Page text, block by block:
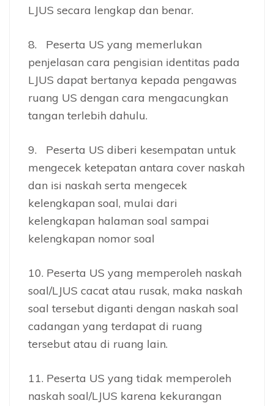
LJUS secara lengkap dan benar.
8. Peserta US yang memerlukan
penjelasan cara pengisian identitas pada
LJUS dapat bertanya kepada pengawas
ruang US dengan cara mengacungkan
tangan terlebih dahulu.
9. Peserta US diberi kesempatan untuk
mengecek ketepatan antara cover naskah
dan isi naskah serta mengecek
kelengkapan soal, mulai dari
kelengkapan halaman soal sampai
kelengkapan nomor soal
10. Peserta US yang memperoleh naskah
soal/LJUS cacat atau rusak, maka naskah
soal tersebut diganti dengan naskah soal
cadangan yang terdapat di ruang
tersebut atau di ruang lain.
11. Peserta US yang tidak memperoleh
naskah soal/LJUS karena kekurangan